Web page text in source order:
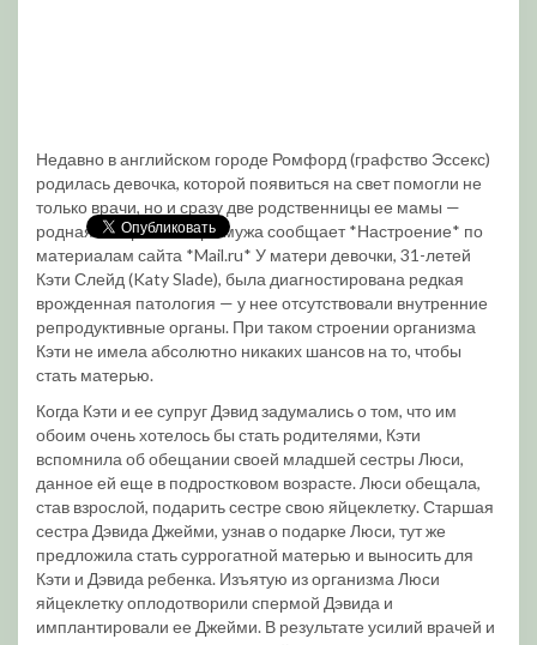
Недавно в английском городе Ромфорд (графство Эссекс)
родилась девочка, которой появиться на свет помогли не
только врачи, но и сразу две родственницы ее мамы —
родная сестра и сестра мужа сообщает *Настроение* по
материалам сайта *Mail.ru* У матери девочки, 31-летей
Кэти Слейд (Katy Slade), была диагностирована редкая
врожденная патология — у нее отсутствовали внутренние
репродуктивные органы. При таком строении организма
Кэти не имела абсолютно никаких шансов на то, чтобы
стать матерью.
Когда Кэти и ее супруг Дэвид задумались о том, что им
обоим очень хотелось бы стать родителями, Кэти
вспомнила об обещании своей младшей сестры Люси,
данное ей еще в подростковом возрасте. Люси обещала,
став взрослой, подарить сестре свою яйцеклетку. Старшая
сестра Дэвида Джейми, узнав о подарке Люси, тут же
предложила стать суррогатной матерью и выносить для
Кэти и Дэвида ребенка. Изъятую из организма Люси
яйцеклетку оплодотворили спермой Дэвида и
имплантировали ее Джейми. В результате усилий врачей и